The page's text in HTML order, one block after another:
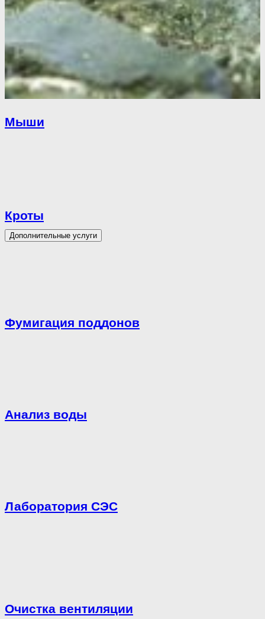
Мыши
Кроты
Дополнительные услуги
Фумигация поддонов
Анализ воды
Лаборатория СЭС
Очистка вентиляции